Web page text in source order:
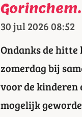
Gorinchem.
30 jul 202608:52
Ondanks de hitte
zomerdag bij
voor de kinderen
mogelijk